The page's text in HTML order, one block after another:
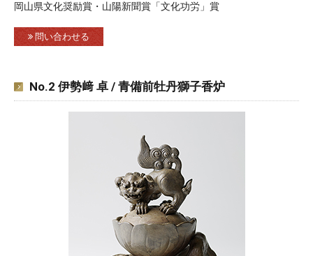
岡山県文化奨励賞・山陽新聞賞「文化功労」賞
問い合わせる
No.2 伊勢﨑 卓 / 青備前牡丹獅子香炉